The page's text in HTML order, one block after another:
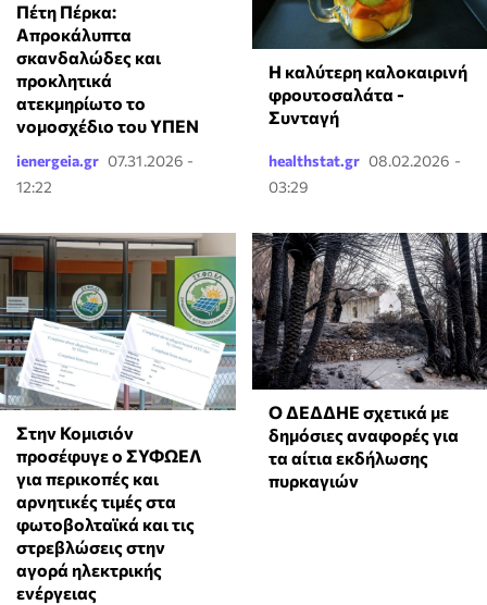
Πέτη Πέρκα:
Απροκάλυπτα
σκανδαλώδες και
προκλητικά
ατεκμηρίωτο το
νομοσχέδιο του ΥΠΕΝ
ienergeia.gr 07.31.2026 -
12:22
Η καλύτερη καλοκαιρινή
φρουτοσαλάτα -
Συνταγή
healthstat.gr 08.02.2026 -
03:29
Στην Κομισιόν
προσέφυγε ο ΣΥΦΩΕΛ
για περικοπές και
αρνητικές τιμές στα
φωτοβολταϊκά και τις
στρεβλώσεις στην
αγορά ηλεκτρικής
ενέργειας
Ο ΔΕΔΔΗΕ σχετικά με
δημόσιες αναφορές για
τα αίτια εκδήλωσης
πυρκαγιών